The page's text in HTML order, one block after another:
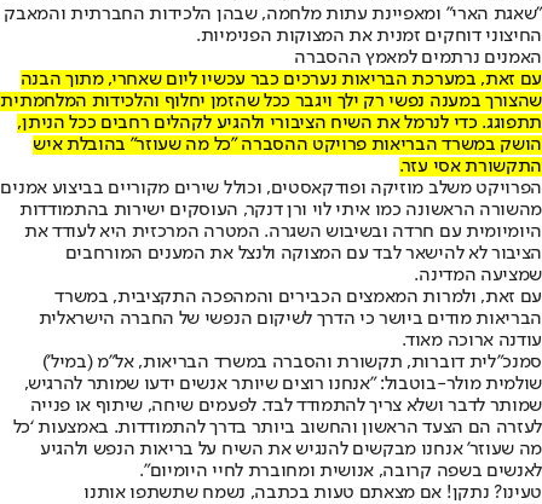
"שאגת הארי" ומאפיינת עתות מלחמה, שבהן הלכידות החברתית והמאבק
החיצוני דוחקים זמנית את המצוקות הפנימיות.
האמנים נרתמים למאמץ ההסברה
עם זאת, במערכת הבריאות נערכים כבר עכשיו ליום שאחרי, מתוך הבנה
שהצורך במענה נפשי רק ילך ויגבר ככל שהזמן יחלוף והלכידות המלחמתית
תתפוגג. כדי לנרמל את השיח הציבורי ולהגיע לקהלים רחבים ככל הניתן,
הושק במשרד הבריאות פרויקט ההסברה "כל מה שעוזר" בהובלת איש
התקשורת אסי עזר.
הפרויקט משלב מוזיקה ופודקאסטים, וכולל שירים מקוריים בביצוע אמנים
מהשורה הראשונה כמו איתי לוי ורן דנקר, העוסקים ישירות בהתמודדות
היומיומית עם חרדה ובשיבוש השגרה. המטרה המרכזית היא לעודד את
הציבור לא להישאר לבד עם המצוקה ולנצל את המענים המורחבים
שמציעה המדינה.
עם זאת, ולמרות המאמצים הכבירים והמהפכה התקציבית, במשרד
הבריאות מודים ביושר כי הדרך לשיקום הנפשי של החברה הישראלית
עודנה ארוכה מאוד.
סמנכ"לית דוברות, תקשורת והסברה במשרד הבריאות, אל"מ (במיל')
שולמית מולר-בוטבול: "אנחנו רוצים שיותר אנשים ידעו שמותר להרגיש,
שמותר לדבר ושלא צריך להתמודד לבד. לפעמים שיחה, שיתוף או פנייה
לעזרה הם הצעד הראשון והחשוב ביותר בדרך להתמודדות. באמצעות ‘כל
מה שעוזר’ אנחנו מבקשים להנגיש את השיח על בריאות הנפש ולהגיע
לאנשים בשפה קרובה, אנושית ומחוברת לחיי היומיום".
טעינו? נתקן! אם מצאתם טעות בכתבה, נשמח שתשתפו אותנו